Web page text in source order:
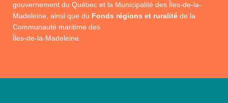
gouvernement du Québec et la Municipalité des Îles-de-la-
Madeleine, ainsi que du Fonds régions et ruralité de la
Communauté maritime des
Îles-de-la-Madeleine.